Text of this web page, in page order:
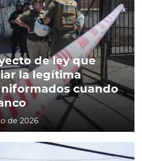
de ley que
la legítima
cuando
de 2026